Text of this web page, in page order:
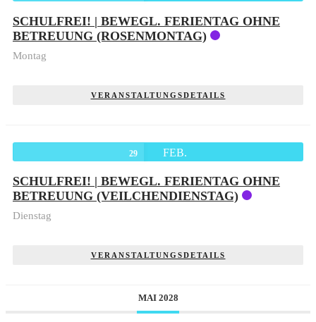
SCHULFREI! | BEWEGL. FERIENTAG OHNE
BETREUUNG (ROSENMONTAG)
Montag
VERANSTALTUNGSDETAILS
29 FEB.
SCHULFREI! | BEWEGL. FERIENTAG OHNE
BETREUUNG (VEILCHENDIENSTAG)
Dienstag
VERANSTALTUNGSDETAILS
MAI 2028